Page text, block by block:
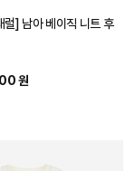
럴] 남아 베이직 니트 후
원